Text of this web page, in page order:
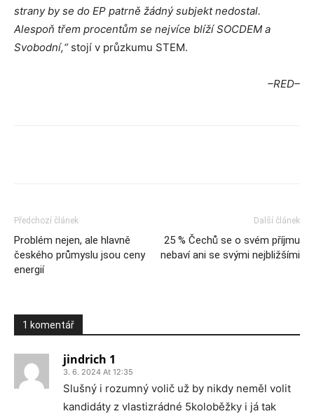
strany by se do EP patrně žádný subjekt nedostal.
Alespoň třem procentům se nejvíce blíží SOCDEM a
Svobodní,“stojí v průzkumu STEM.
–RED–
Předchozí článek
Problém nejen, ale hlavně
českého průmyslu jsou ceny
energií
Další článek
25 % Čechů se o svém příjmu
nebaví ani se svými nejbližšími
1 komentář
jindrich 1
3. 6. 2024 At 12:35
Slušný i rozumný volič už by nikdy neměl volit
kandidáty z vlastizrádné 5koloběžky i já tak